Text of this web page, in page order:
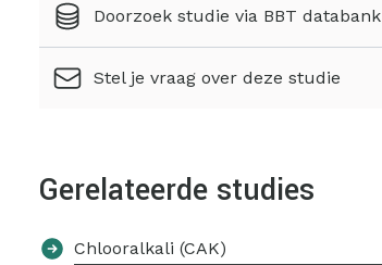
Doorzoek studie via BBT databank
Stel je vraag over deze studie
Gerelateerde studies
Chlooralkali (CAK)